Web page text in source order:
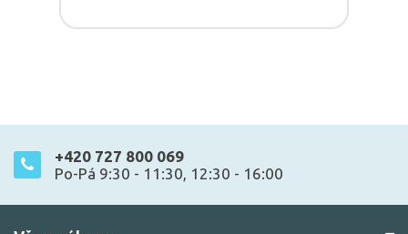
+420 727 800 069
Po-Pá 9:30 - 11:30, 12:30 - 16:00